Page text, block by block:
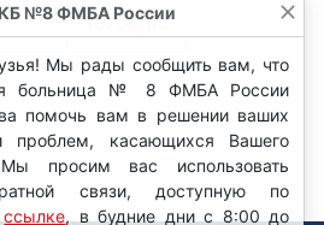
36700,00
№8 ФМБА России
Мы рады сообщить вам, что
больница № 8 ФМБА России
помочь вам в решении ваших
проблем, касающихся Вашего
просим вас использовать
связи, доступную по
ссылке, в будние дни с 8:00 до